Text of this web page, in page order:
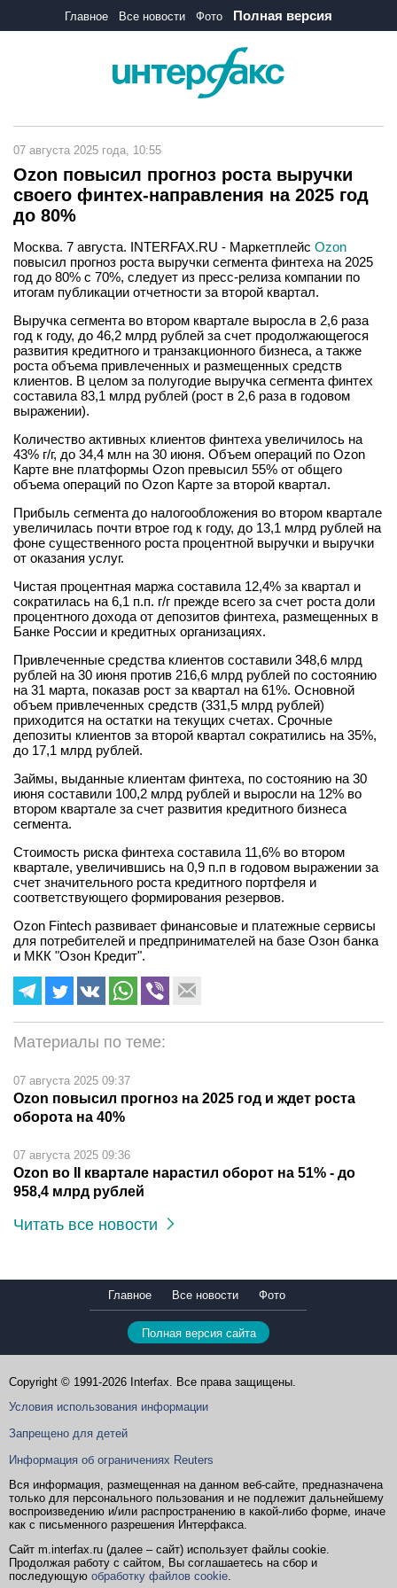
Главное Все новости Фото Полная версия
07 августа 2025 года, 10:55
Ozon повысил прогноз роста выручки
своего финтех-направления на 2025 год
до 80%
Москва. 7 августа. INTERFAX.RU - Маркетплейс Ozon
повысил прогноз роста выручки сегмента финтеха на 2025
год до 80% с 70%, следует из пресс-релиза компании по
итогам публикации отчетности за второй квартал.
Выручка сегмента во втором квартале выросла в 2,6 раза
год к году, до 46,2 млрд рублей за счет продолжающегося
развития кредитного и транзакционного бизнеса, а также
роста объема привлеченных и размещенных средств
клиентов. В целом за полугодие выручка сегмента финтех
составила 83,1 млрд рублей (рост в 2,6 раза в годовом
выражении).
Количество активных клиентов финтеха увеличилось на
43% г/г, до 34,4 млн на 30 июня. Объем операций по Ozon
Карте вне платформы Ozon превысил 55% от общего
объема операций по Ozon Карте за второй квартал.
Прибыль сегмента до налогообложения во втором квартале
увеличилась почти втрое год к году, до 13,1 млрд рублей на
фоне существенного роста процентной выручки и выручки
от оказания услуг.
Чистая процентная маржа составила 12,4% за квартал и
сократилась на 6,1 п.п. г/г прежде всего за счет роста доли
процентного дохода от депозитов финтеха, размещенных в
Банке России и кредитных организациях.
Привлеченные средства клиентов составили 348,6 млрд
рублей на 30 июня против 216,6 млрд рублей по состоянию
на 31 марта, показав рост за квартал на 61%. Основной
объем привлеченных средств (331,5 млрд рублей)
приходится на остатки на текущих счетах. Срочные
депозиты клиентов за второй квартал сократились на 35%,
до 17,1 млрд рублей.
Займы, выданные клиентам финтеха, по состоянию на 30
июня составили 100,2 млрд рублей и выросли на 12% во
втором квартале за счет развития кредитного бизнеса
сегмента.
Стоимость риска финтеха составила 11,6% во втором
квартале, увеличившись на 0,9 п.п в годовом выражении за
счет значительного роста кредитного портфеля и
соответствующего формирования резервов.
Ozon Fintech развивает финансовые и платежные сервисы
для потребителей и предпринимателей на базе Озон банка
и МКК "Озон Кредит".
Материалы по теме:
07 августа 2025 09:37
Ozon повысил прогноз на 2025 год и ждет роста
оборота на 40%
07 августа 2025 09:36
Ozon во II квартале нарастил оборот на 51% - до
958,4 млрд рублей
Читать все новости
Главное Все новости Фото
Полная версия сайта
Copyright © 1991-2026 Interfax. Все права защищены.
Условия использования информации
Запрещено для детей
Информация об ограничениях Reuters
Вся информация, размещенная на данном веб-сайте, предназначена
только для персонального пользования и не подлежит дальнейшему
воспроизведению и/или распространению в какой-либо форме, иначе
как с письменного разрешения Интерфакса.
Сайт m.interfax.ru (далее – сайт) использует файлы cookie.
Продолжая работу с сайтом, Вы соглашаетесь на сбор и
последующую обработку файлов cookie.